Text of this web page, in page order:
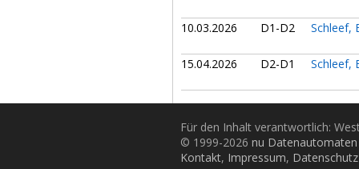
10.03.2026 D1-D2 Schleef,
15.04.2026 D2-D1 Schleef,
Für den Inhalt verantwortlich:
© 1999-2026 nu
Kontakt, Impressum, Datenschutz